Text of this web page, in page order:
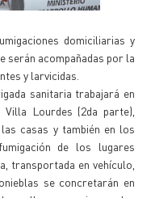
domiciliarias y
serán acompañadas por la
y larvicidas.
sanitaria trabajará en
Lourdes (2da parte),
casas y también en los
de los lugares
transportada en vehículo,
se concretarán en